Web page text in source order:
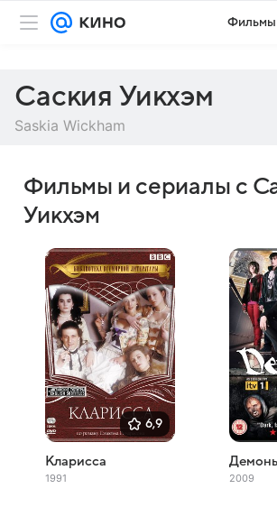
Фильмы
Саския Уикхэм
Saskia Wickham
Фильмы и сериалы с
Уикхэм
6,9
Кларисса
1991 2009